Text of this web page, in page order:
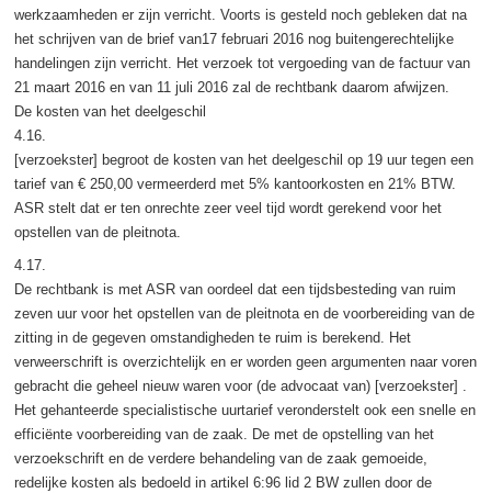
werkzaamheden er zijn verricht. Voorts is gesteld noch gebleken dat na
het schrijven van de brief van17 februari 2016 nog buitengerechtelijke
handelingen zijn verricht. Het verzoek tot vergoeding van de factuur van
21 maart 2016 en van 11 juli 2016 zal de rechtbank daarom afwijzen.
De kosten van het deelgeschil
4.16.
[verzoekster] begroot de kosten van het deelgeschil op 19 uur tegen een
tarief van € 250,00 vermeerderd met 5% kantoorkosten en 21% BTW.
ASR stelt dat er ten onrechte zeer veel tijd wordt gerekend voor het
opstellen van de pleitnota.
4.17.
De rechtbank is met ASR van oordeel dat een tijdsbesteding van ruim
zeven uur voor het opstellen van de pleitnota en de voorbereiding van de
zitting in de gegeven omstandigheden te ruim is berekend. Het
verweerschrift is overzichtelijk en er worden geen argumenten naar voren
gebracht die geheel nieuw waren voor (de advocaat van) [verzoekster] .
Het gehanteerde specialistische uurtarief veronderstelt ook een snelle en
efficiënte voorbereiding van de zaak. De met de opstelling van het
verzoekschrift en de verdere behandeling van de zaak gemoeide,
redelijke kosten als bedoeld in artikel 6:96 lid 2 BW zullen door de